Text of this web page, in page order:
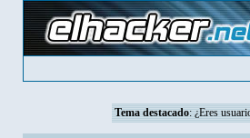
Tema destacado: ¿Eres